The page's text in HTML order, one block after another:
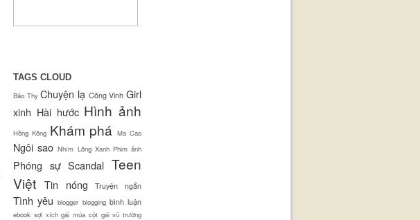
TAGS CLOUD
Bảo Thy Chuyện lạ Công Vinh Girl
xinh Hài hước Hình ảnh
Hồng Kông Khám phá Ma Cao
Ngôi sao Nhím Lông Xanh Phim ảnh
Phóng sự Scandal Teen
Việt Tin nóng Truyện ngắn
Tình yêu blogger blogging bình luận
ebook sợi xích gái múa cột gái vũ trường